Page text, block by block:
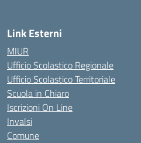
Link Esterni
MIUR
Ufficio Scolastico Regionale
Ufficio Scolastico Territoriale
Scuola in Chiaro
Iscrizioni On Line
Invalsi
Comune